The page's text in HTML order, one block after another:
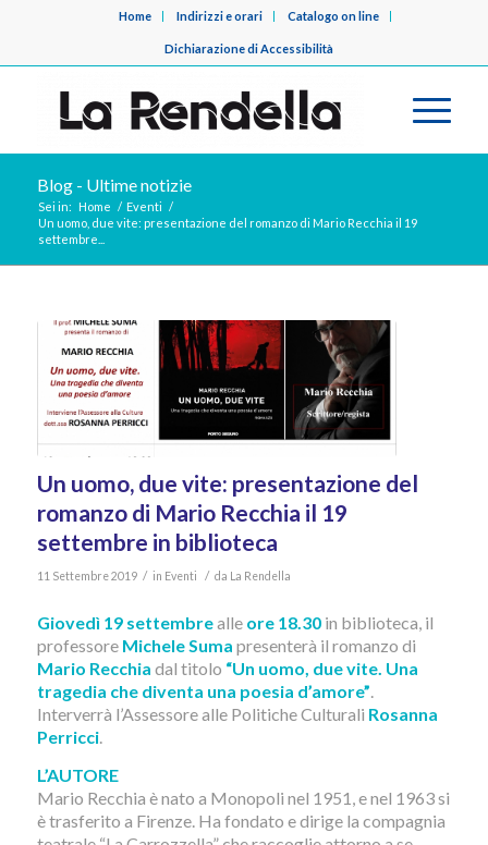
Home Indirizzi e orari Catalogo on line
Dichiarazione di Accessibilità
Blog - Ultime notizie
Sei in: Home / Eventi /
Un uomo, due vite: presentazione del romanzo di Mario Recchia il 19
settembre...
Un uomo, due vite: presentazione del
romanzo di Mario Recchia il 19
settembre in biblioteca
11 Settembre 2019 / in Eventi / da La Rendella
Giovedì 19 settembrealle ore 18.30in biblioteca, il
professore Michele Suma presenterà il romanzo di
Mario Recchia dal titolo “Un uomo, due vite. Una
tragedia che diventa una poesia d’amore”.
Interverrà l’Assessore alle Politiche Culturali Rosanna
Perricci.
L’AUTORE
Mario Recchia è nato a Monopoli nel 1951, e nel 1963 si
è trasferito a Firenze. Ha fondato e dirige la compagnia